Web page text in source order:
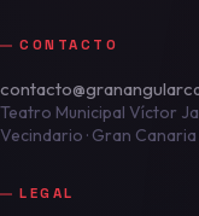
CONTACTO
Teatro Municipal Víctor
Vecindario · Gran Canaria
LEGAL